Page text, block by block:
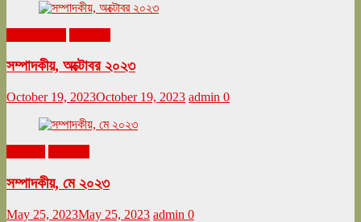
সম্পাদকীয়, অক্টোবর ২০২৩
October 19, 2023October 19, 2023 admin 0
সম্পাদকীয়, মে ২০২৩
May 25, 2023May 25, 2023 admin 0